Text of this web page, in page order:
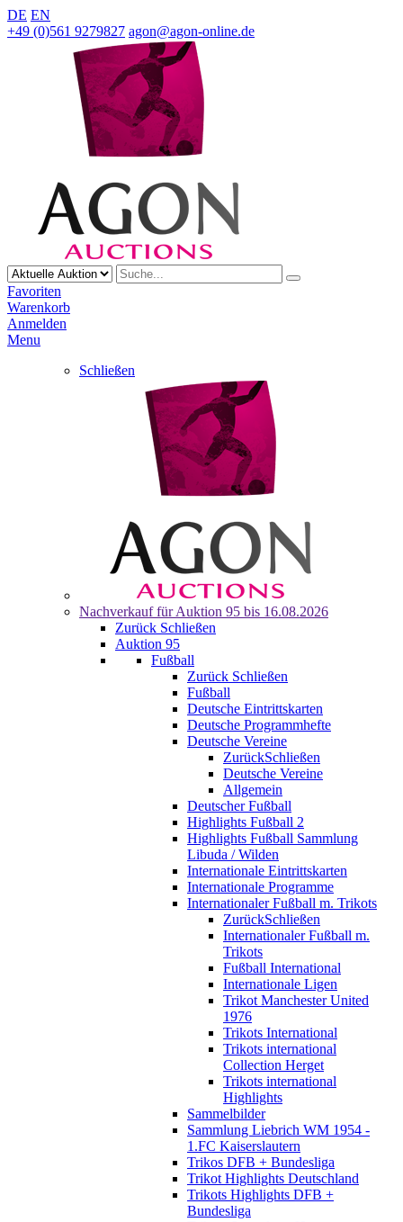
DE EN
+49 (0)561 9279827 agon@agon-online.de
Favoriten
Warenkorb
Anmelden
Menu
Schließen
Nachverkauf für Auktion 95 bis 16.08.2026
Zurück Schließen
Auktion 95
Fußball
Zurück Schließen
Fußball
Deutsche Eintrittskarten
Deutsche Programmhefte
Deutsche Vereine
ZurückSchließen
Deutsche Vereine
Allgemein
Deutscher Fußball
Highlights Fußball 2
Highlights Fußball Sammlung
Libuda / Wilden
Internationale Eintrittskarten
Internationale Programme
Internationaler Fußball m. Trikots
ZurückSchließen
Internationaler Fußball m.
Trikots
Fußball International
Internationale Ligen
Trikot Manchester United
1976
Trikots International
Trikots international
Collection Herget
Trikots international
Highlights
Sammelbilder
Sammlung Liebrich WM 1954 -
1.FC Kaiserslautern
Trikos DFB + Bundesliga
Trikot Highlights Deutschland
Trikots Highlights DFB +
Bundesliga